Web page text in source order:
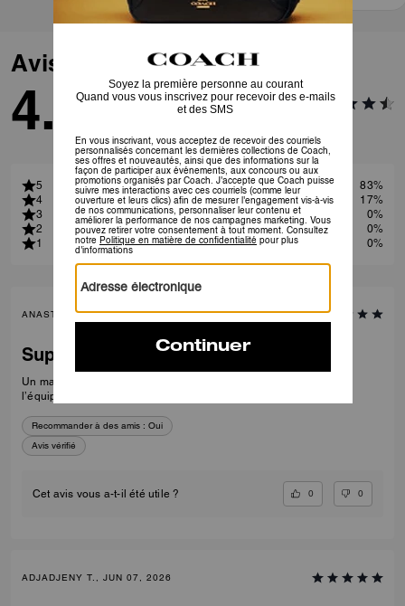
Avis
4.8
5
83%
4
17%
3
0%
2
0%
1
0%
ANASTASIA J., JUL 18, 2026
Superbe expérience!
Un magasin superbe, comme les produits et la bienveillance de
l’équipe ☺️
Recommander à des amis : Oui
Avis vérifié
Cet avis vous a-t-il été utile ? 0 0
ADJADJENY T., JUN 07, 2026